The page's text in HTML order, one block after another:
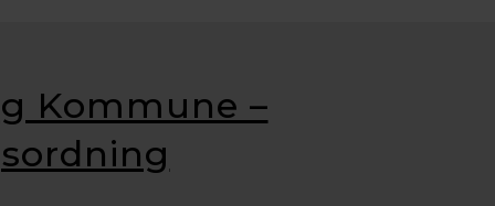
Kommune –